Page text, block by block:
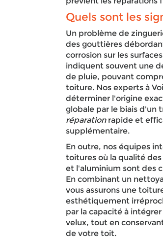
Quels sont les
Un problème de
des gouttières
corrosion sur les
indiquent souvent une
de pluie, pouvant
toiture. Nos experts à
déterminer l'origine
globale par le biais d'un
réparationrapide et
supplémentaire.
En outre, nos équipes
toitures où la qualité
et l'aluminium sont des
En combinant un
vous assurons une
esthétiquement
par la capacité à
velux, tout en
de votre toit.